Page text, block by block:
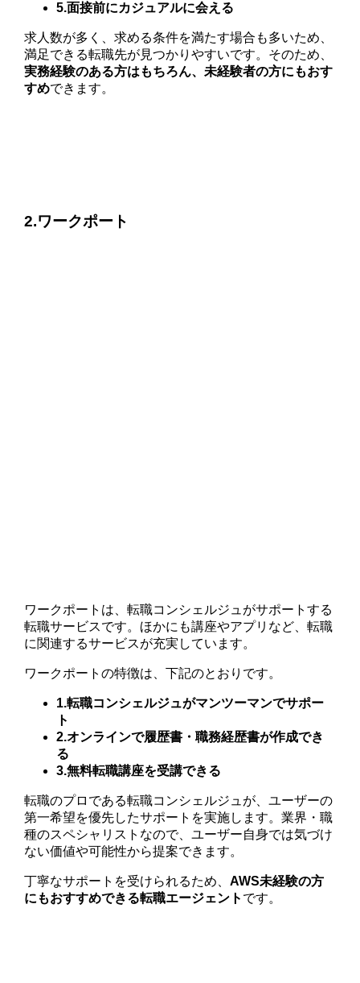
5.面接前にカジュアルに会える
求人数が多く、求める条件を満たす場合も多いため、
満足できる転職先が見つかりやすいです。そのため、
実務経験のある方はもちろん、未経験者の方にもおす
すめできます。
2.ワークポート
ワークポートは、転職コンシェルジュがサポートする
転職サービスです。ほかにも講座やアプリなど、転職
に関連するサービスが充実しています。
ワークポートの特徴は、下記のとおりです。
1.転職コンシェルジュがマンツーマンでサポー
ト
2.オンラインで履歴書・職務経歴書が作成でき
る
3.無料転職講座を受講できる
転職のプロである転職コンシェルジュが、ユーザーの
第一希望を優先したサポートを実施します。業界・職
種のスペシャリストなので、ユーザー自身では気づけ
ない価値や可能性から提案できます。
丁寧なサポートを受けられるため、AWS未経験の方
にもおすすめできる転職エージェント です。